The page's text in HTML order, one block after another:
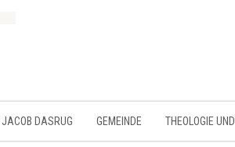
JACOB DASRUG GEMEINDE THEOLOGIE